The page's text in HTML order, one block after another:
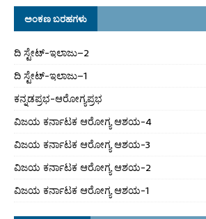
ಅಂಕಣ ಬರಹಗಳು
ದಿ ಸ್ಟೇಟ್‌-ಇಲಾಜು–2
ದಿ ಸ್ಟೇಟ್‌-ಇಲಾಜು–1
ಕನ್ನಡಪ್ರಭ-ಆರೋಗ್ಯಪ್ರಭ
ವಿಜಯ ಕರ್ನಾಟಕ ಆರೋಗ್ಯ ಆಶಯ-4
ವಿಜಯ ಕರ್ನಾಟಕ ಆರೋಗ್ಯ ಆಶಯ-3
ವಿಜಯ ಕರ್ನಾಟಕ ಆರೋಗ್ಯ ಆಶಯ-2
ವಿಜಯ ಕರ್ನಾಟಕ ಆರೋಗ್ಯ ಆಶಯ-1